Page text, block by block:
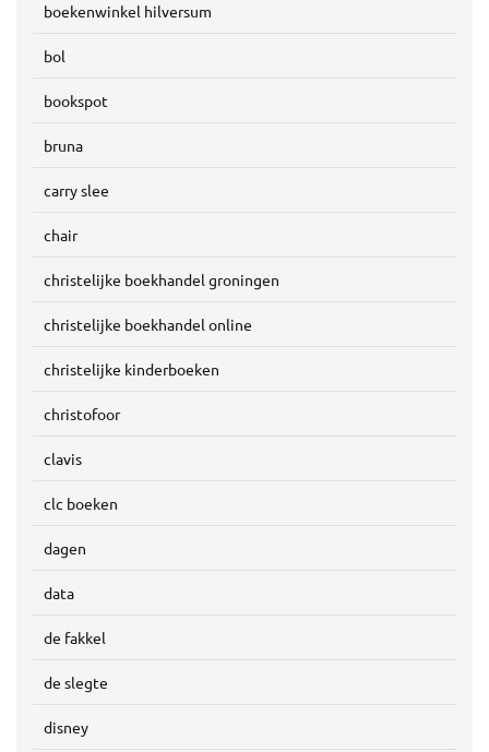
boekenwinkel hilversum
bol
bookspot
bruna
carry slee
chair
christelijke boekhandel groningen
christelijke boekhandel online
christelijke kinderboeken
christofoor
clavis
clc boeken
dagen
data
de fakkel
de slegte
disney